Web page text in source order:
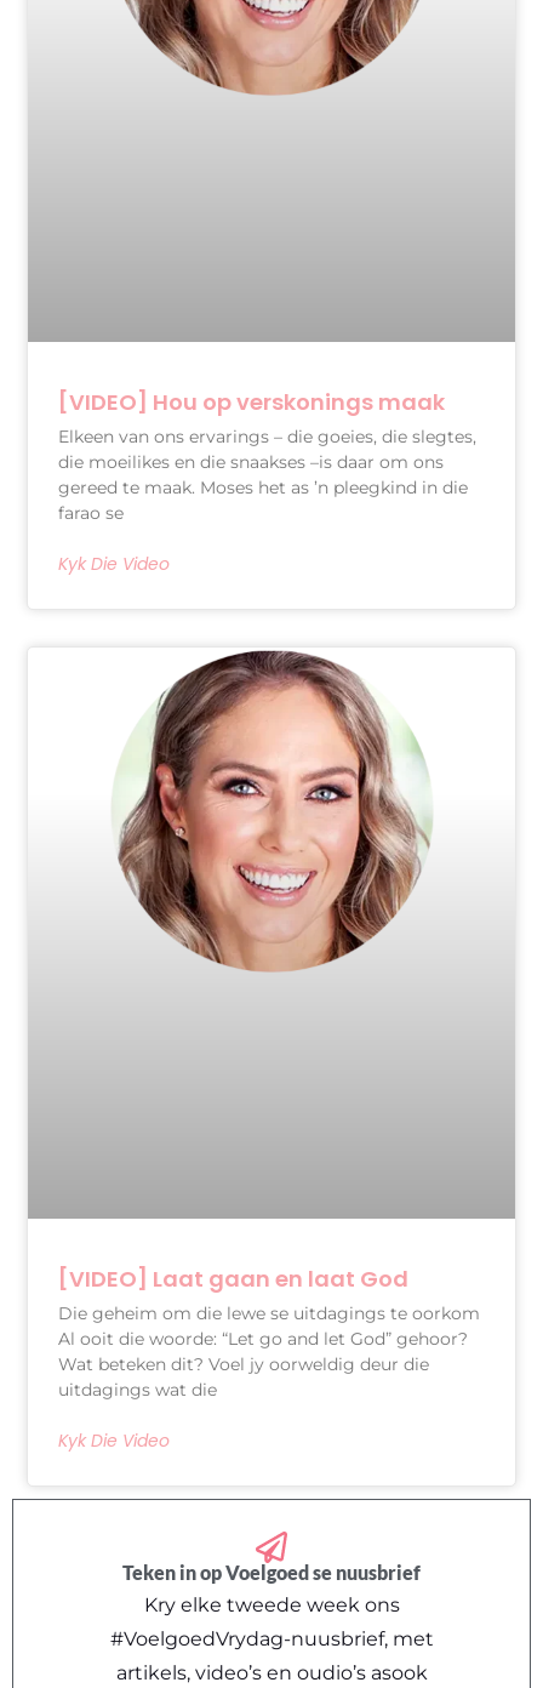
[VIDEO] Hou op verskonings maak
Elkeen van ons ervarings – die goeies, die slegtes,
die moeilikes en die snaakses –is daar om ons
gereed te maak. Moses het as ’n pleegkind in die
farao se
Kyk Die Video
[VIDEO] Laat gaan en laat God
Die geheim om die lewe se uitdagings te oorkom
Al ooit die woorde: “Let go and let God” gehoor?
Wat beteken dit? Voel jy oorweldig deur die
uitdagings wat die
Kyk Die Video
Teken in op Voelgoed se nuusbrief
Kry elke tweede week ons
#VoelgoedVrydag-nuusbrief, met
artikels, video’s en oudio’s asook